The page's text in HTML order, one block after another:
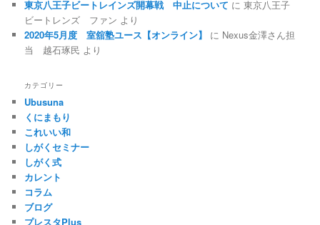
東京八王子ビートレインズ開幕戦 中止について に東京八王子
ビートレンズ ファン より
2020年5月度 室舘塾ユース【オンライン】
に Nexus金澤さん担
当 越石琢民 より
カテゴリー
Ubusuna
くにまもり
これいい和
しがくセミナー
しがく式
カレント
コラム
ブログ
プレスタPlus